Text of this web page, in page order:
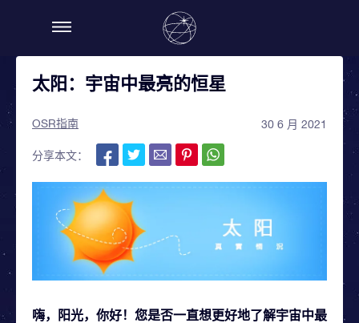
太阳：宇宙中最亮的恒星
OSR指南 30 6 月 2021
分享本文：
嗨，阳光，你好！您是否一直想更好地了解宇宙中最